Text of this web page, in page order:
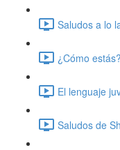
Saludos a lo
¿Cómo
El lenguaje
Saludos de